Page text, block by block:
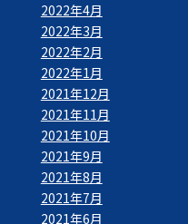
2022年4月
2022年3月
2022年2月
2022年1月
2021年12月
2021年11月
2021年10月
2021年9月
2021年8月
2021年7月
2021年6月